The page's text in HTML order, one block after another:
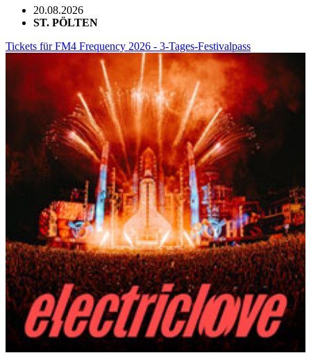
20.08.2026
ST. PÖLTEN
Tickets für FM4 Frequency 2026 - 3-Tages-Festivalpass